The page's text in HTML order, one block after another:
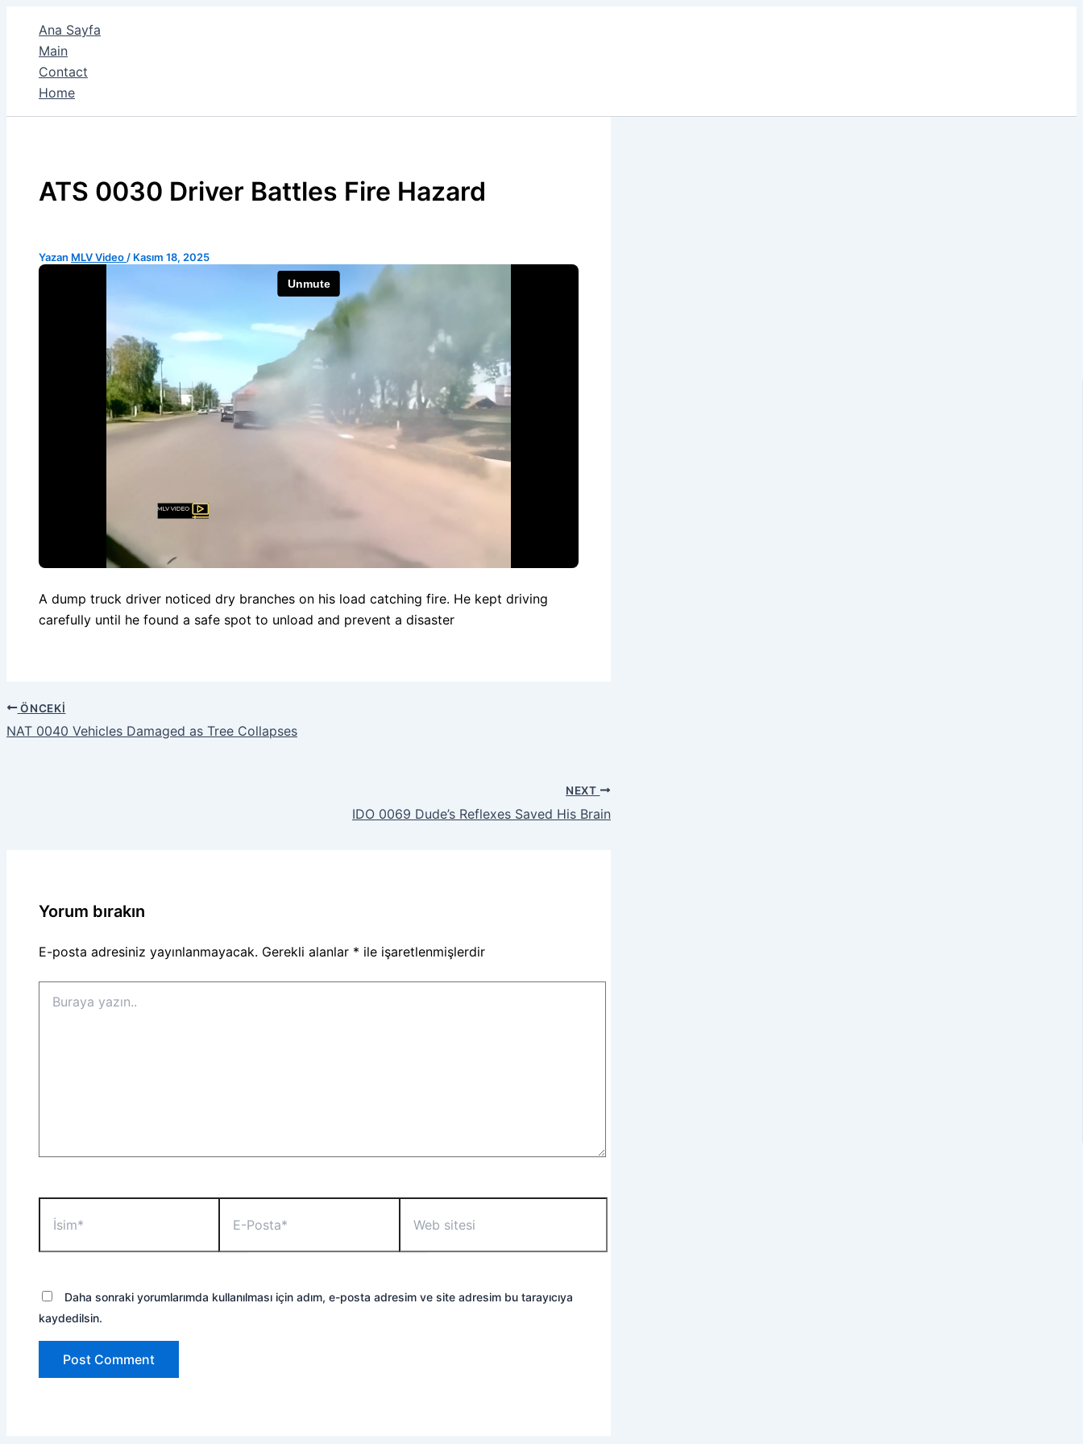
Ana Sayfa
Main
Contact
Home
ATS 0030 Driver Battles Fire Hazard
Yazan MLV Video / Kasım 18, 2025
A dump truck driver noticed dry branches on his load catching fire. He kept driving
carefully until he found a safe spot to unload and prevent a disaster
ÖNCEKI
NAT 0040 Vehicles Damaged as Tree Collapses
NEXT
IDO 0069 Dude’s Reflexes Saved His Brain
Yorum bırakın
E-posta adresiniz yayınlanmayacak. Gerekli alanlar * ile işaretlenmişlerdir
yazın..
Posta*
sitesi
Daha sonraki yorumlarımda kullanılması için adım, e-posta adresim ve site adresim bu tarayıcıya
kaydedilsin.